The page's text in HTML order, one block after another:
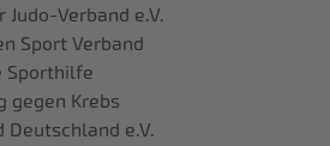
Verband e.V.
Sport Verband
Sporthilfe
gegen Krebs
e.V.